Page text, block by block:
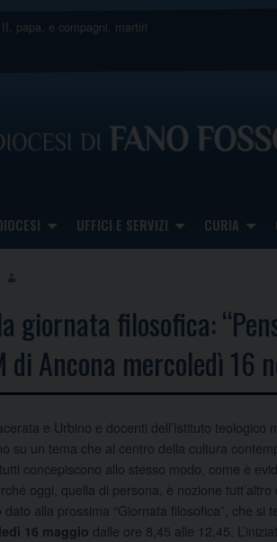
papa, e compagni, martiri
UFFICI E SERVIZI CURIA
giornata filosofica:
di Ancona mercoledì 16
e Urbino e docenti dell’Istituto teologico
su un tema che al centro della cultura
concepiscono allo stesso modo, come è
oggi, quella di persona, è nozione
alla prossima “Giornata filosofica”, che si
16 maggio dalle ore 8,45 alle 12,45.